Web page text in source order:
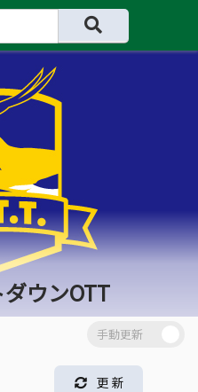
ダウンOTT
更 新